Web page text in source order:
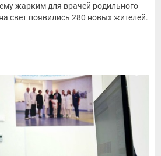
жарким для врачей родильного
свет появились 280 новых жителей.